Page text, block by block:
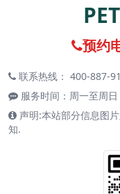
预约
联系热线： 400-887-
服务时间：周一至周日
声明:本站部分信息图
知.